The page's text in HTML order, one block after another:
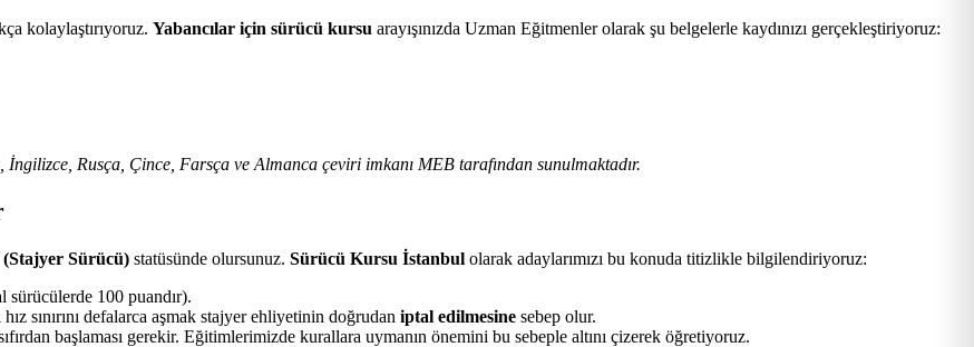
kolaylaştırıyoruz. Yabancılar için sürücü kursu arayışınızda Uzman Eğitmenler olarak şu belgelerle kaydınızı gerçekleştiriyoruz:
Rusça, Çince, Farsça ve Almanca çeviri imkanı MEB tarafından sunulmaktadır.
(Stajyer Sürücü) statüsünde olursunuz. Sürücü Kursu İstanbul olarak adaylarımızı bu konuda titizlikle bilgilendiriyoruz:
sürücülerde 100 puandır).
sınırını defalarca aşmak stajyer ehliyetinin doğrudan iptal edilmesine sebep olur.
başlaması gerekir. Eğitimlerimizde kurallara uymanın önemini bu sebeple altını çizerek öğretiyoruz.